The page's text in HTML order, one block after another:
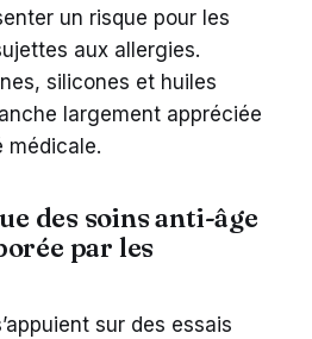
un risque pour les
aux allergies.
silicones et huiles
largement appréciée
médicale.
des soins anti-âge
par les
sur des essais